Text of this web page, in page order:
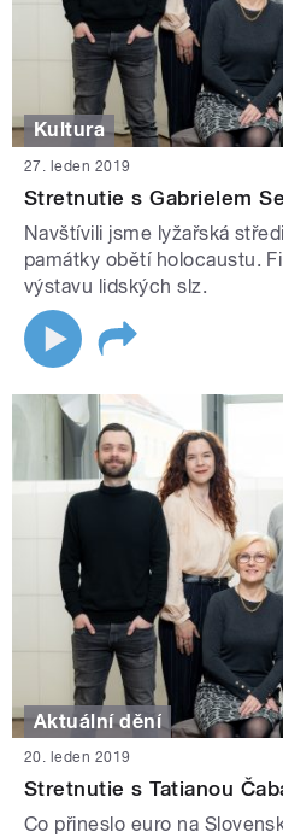
Kultura
27. leden 2019
Stretnutie s Gabrielem
Navštívili jsme lyžařská
památky obětí holocaustu.
výstavu lidských slz.
Aktuální dění
20. leden 2019
Stretnutie s Tatianou
Co přineslo euro na